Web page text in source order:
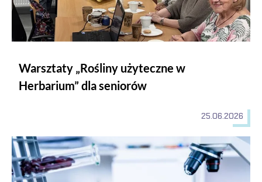
Warsztaty „Rośliny użyteczne w
Herbarium” dla seniorów
25.06.2026
Nowa publikacja pracowników Instytutu Biologii